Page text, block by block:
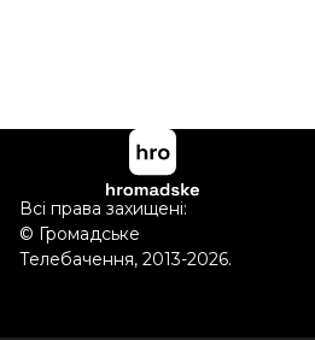
Всі права захищені:
© Громадське
Телебачення, 2013-2026.